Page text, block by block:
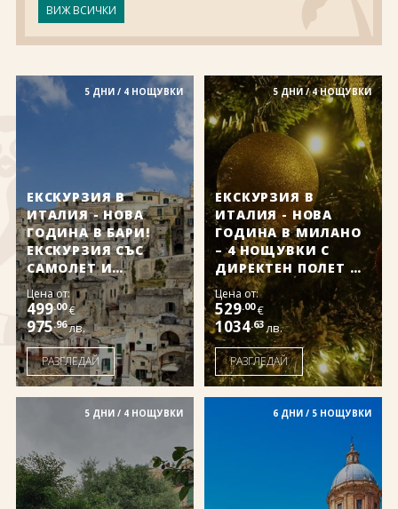
ЗАПИТВАНЕ
ВИЖ ВСИЧКИ
5 ДНИ / 4 НОЩУВКИ
ЕКСКУРЗИЯ В
ИТАЛИЯ - НОВА
ГОДИНА В БАРИ!
ЕКСКУРЗИЯ СЪС
САМОЛЕТ И
АСИСТАНС НА
БЪЛГАРСКИ ЕЗИК!
Цена от:
499.00 €
975.96 лв.
РАЗГЛЕДАЙ
5 ДНИ / 4 НОЩУВКИ
ЕКСКУРЗИЯ В
ИТАЛИЯ - НОВА
ГОДИНА В МИЛАНО
– 4 НОЩУВКИ С
ДИРЕКТЕН ПОЛЕТ ОТ
ВАРНА!
Цена от:
529.00 €
1034.63 лв.
РАЗГЛЕДАЙ
5 ДНИ / 4 НОЩУВКИ 6 ДНИ / 5 НОЩУВКИ